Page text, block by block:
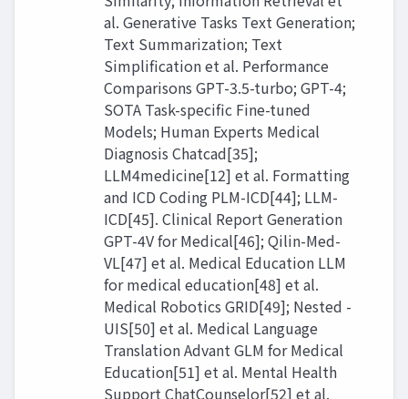
al. Generative Tasks Text Generation;
Text Summarization; Text
Simplification et al. Performance
Comparisons GPT-3.5-turbo; GPT-4;
SOTA Task-specific Fine-tuned
Models; Human Experts Medical
Diagnosis Chatcad[35];
LLM4medicine[12] et al. Formatting
and ICD Coding PLM-ICD[44]; LLM-
ICD[45]. Clinical Report Generation
GPT-4V for Medical[46]; Qilin-Med-
VL[47] et al. Medical Education LLM
for medical education[48] et al.
Medical Robotics GRID[49]; Nested -
UIS[50] et al. Medical Language
Translation Advant GLM for Medical
Education[51] et al. Mental Health
Support ChatCounselor[52] et al.